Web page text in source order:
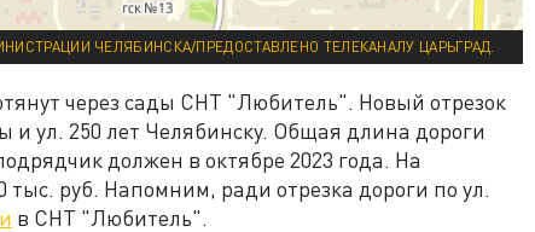
ЧЕЛЯБИНСКА/ПРЕДОСТАВЛЕНО ТЕЛЕКАНАЛУ ЦАРЬГРАД.
через сады СНТ "Любитель". Новый отрезок
ул. 250 лет Челябинску. Общая длина дороги
должен в октябре 2023 года. На
тыс. руб. Напомним, ради отрезка дороги по ул.
в СНТ "Любитель".